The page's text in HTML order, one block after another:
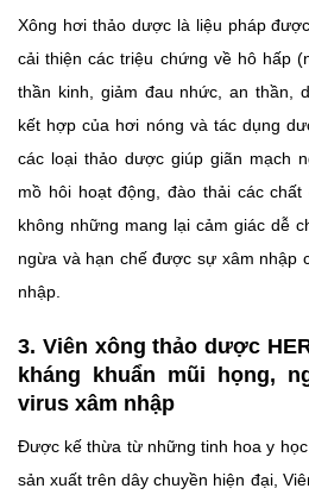
Xông hơi thảo dược là liệu pháp
cải thiện các triệu chứng về hô hấp
thần kinh, giảm đau nhức, an
kết hợp của hơi nóng và tác dụng
các loại thảo dược giúp giãn mạch
mồ hôi hoạt động, đào thải các
không những mang lại cảm giác dễ
ngừa và hạn chế được sự xâm nhập
nhập.
3. Viên xông thảo dược
kháng khuẩn mũi họng,
virus xâm nhập
Được kế thừa từ những tinh hoa y
sản xuất trên dây chuyền hiện đại,